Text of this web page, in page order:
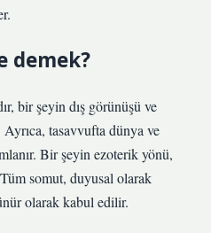
demek?
bir şeyin dış görünüşü ve
tasavvufta dünya ve
Bir şeyin ezoterik yönü,
somut, duyusal olarak
olarak kabul edilir.